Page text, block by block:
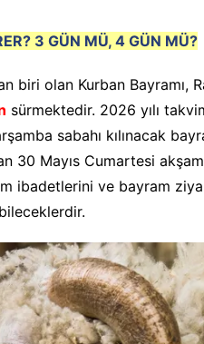
3 GÜN MÜ, 4 GÜN MÜ?
biri olan Kurban Bayramı,
sürmektedir. 2026 yılı
sabahı kılınacak
30 Mayıs Cumartesi
ibadetlerini ve bayram